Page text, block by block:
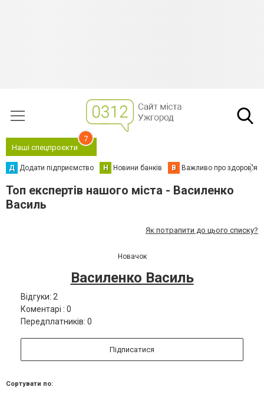
Наші спецпроєкти
7
Д Додати підприємство Н Новини банків В Важливо про здоров'я
Топ експертів нашого міста - Василенко
Василь
Як потрапити до цього списку?
Новачок
Василенко Василь
Відгуки: 2
Коментарі : 0
Передплатників: 0
Підписатися
Сортувати по: